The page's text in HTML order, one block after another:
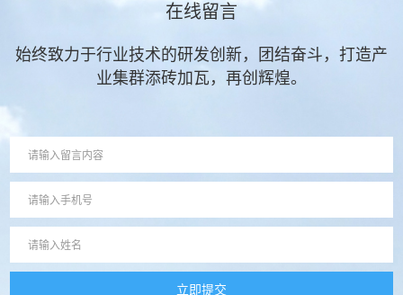
在线留言
始终致力于行业技术的研发创新，团结奋斗，打造产
业集群添砖加瓦，再创辉煌。
立即提交